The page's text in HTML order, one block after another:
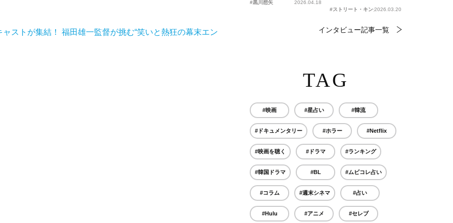
ストが集結！ 福田雄一監督が挑む“笑いと熱狂の幕末エン
#黒川想矢 2026.04.18
#ストリート・キングダム 自分の音を鳴らせ。
2026.03.20
インタビュー記事一覧
TAG
#映画 #星占い #韓流
#ドキュメンタリー #ホラー #Netflix
#映画を聴く #ドラマ #ランキング
#韓国ドラマ #BL #ムビコレ占い
#コラム #週末シネマ #占い
#Hulu #アニメ #セレブ